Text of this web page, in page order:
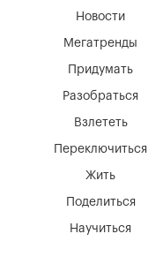
Мегатренды
Придумать
Разобраться
Взлететь
Новости
Переключиться
Жить
Поделиться
Научиться